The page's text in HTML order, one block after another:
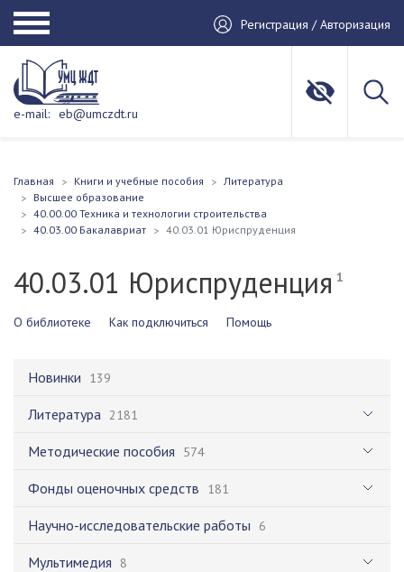
Регистрация / Авторизация
e-mail: eb@umczdt.ru
Главная Книги и учебные пособия
Литература
Высшее образование
40.00.00 Техника и технологии строительства
40.03.00 Бакалавриат
40.03.01 Юриспруденция
40.03.01 Юриспруденция1
О библиотеке Как подключиться Помощь
Новинки 139
Литература 2181
Методические пособия 574
Фонды оценочных средств 181
Научно-исследовательские работы 6
Мультимедия 8